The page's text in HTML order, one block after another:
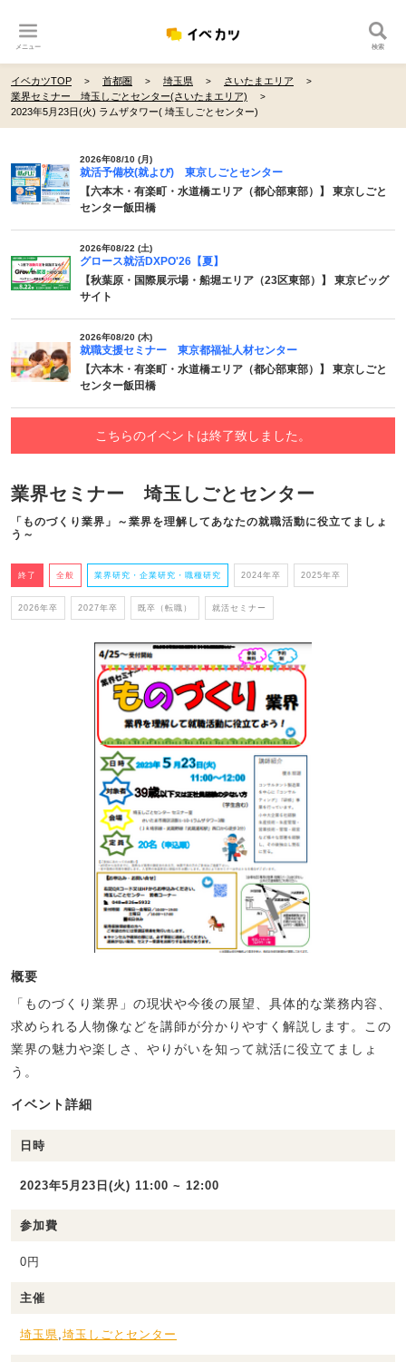
メニュー 検索
イベカツTOP 首都圏 埼玉県
さいたまエリア
業界セミナー 埼玉しごとセンター(さいたまエリア)
2023年5月23日(火) ラムザタワー( 埼玉しごとセンター)
2026年08/10 (月)
就活予備校(就よび) 東京しごとセンター
【六本木・有楽町・水道橋エリア（都心部東部）】 東京しごと
センター飯田橋
2026年08/22 (土)
グロース就活DXPO'26【夏】
【秋葉原・国際展示場・船堀エリア（23区東部）】 東京ビッグ
サイト
2026年08/20 (木)
就職支援セミナー 東京都福祉人材センター
【六本木・有楽町・水道橋エリア（都心部東部）】 東京しごと
センター飯田橋
こちらのイベントは終了致しました。
業界セミナー 埼玉しごとセンター
「ものづくり業界」～業界を理解してあなたの就職活動に役立てましょ
う～
終了 全般 業界研究・企業研究・職種研究 2024年卒 2025年卒
2026年卒 2027年卒 既卒（転職） 就活セミナー
概要
「ものづくり業界」の現状や今後の展望、具体的な業務内容、
求められる人物像などを講師が分かりやすく解説します。この
業界の魅力や楽しさ、やりがいを知って就活に役立てましょ
う。
イベント詳細
日時
2023年5月23日(火) 11:00 ~ 12:00
参加費
0円
主催
埼玉県 埼玉しごとセンター